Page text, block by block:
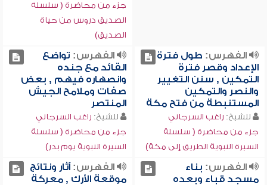
جزء من محاضرة ( سلسلة
الصديق دروس من حياة
الصديق)
الفهرس: طول فترة
الإعداد وقصر فترة
التمكين , سنن التغيير
والنصر والتمكين
المستنبطة من فتح مكة
للشيخ: راغب السرجاني
جزء من محاضرة ( سلسلة
السيرة النبوية الطريق إلى مكة)
الفهرس: تواضع
القائد مع جنده
وانصهاره فيهم , بعض
صفات وملامح الجيش
المنتصر
للشيخ: راغب السرجاني
جزء من محاضرة ( سلسلة
السيرة النبوية يوم بدر)
الفهرس: بناء
مسجد قباء وبعده
الفهرس:آثار ونتائج
موقعة الأرك , معركة